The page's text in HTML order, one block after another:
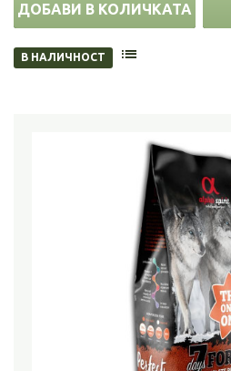
ДОБАВИ В КОЛИЧКАТА
В НАЛИЧНОСТ